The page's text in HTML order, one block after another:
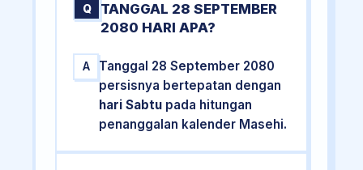
Q
TANGGAL 28 SEPTEMBER
2080 HARI APA?
A
Tanggal 28 September 2080
persisnya bertepatan dengan
hari Sabtu pada hitungan
penanggalan kalender Masehi.